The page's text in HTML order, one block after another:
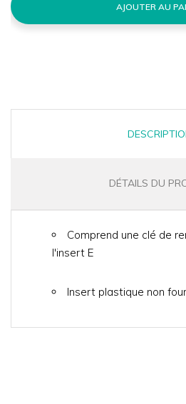
AJOUTER AU
DÉTAILS DU
Comprend une clé de
l'insert E
Insert plastique non